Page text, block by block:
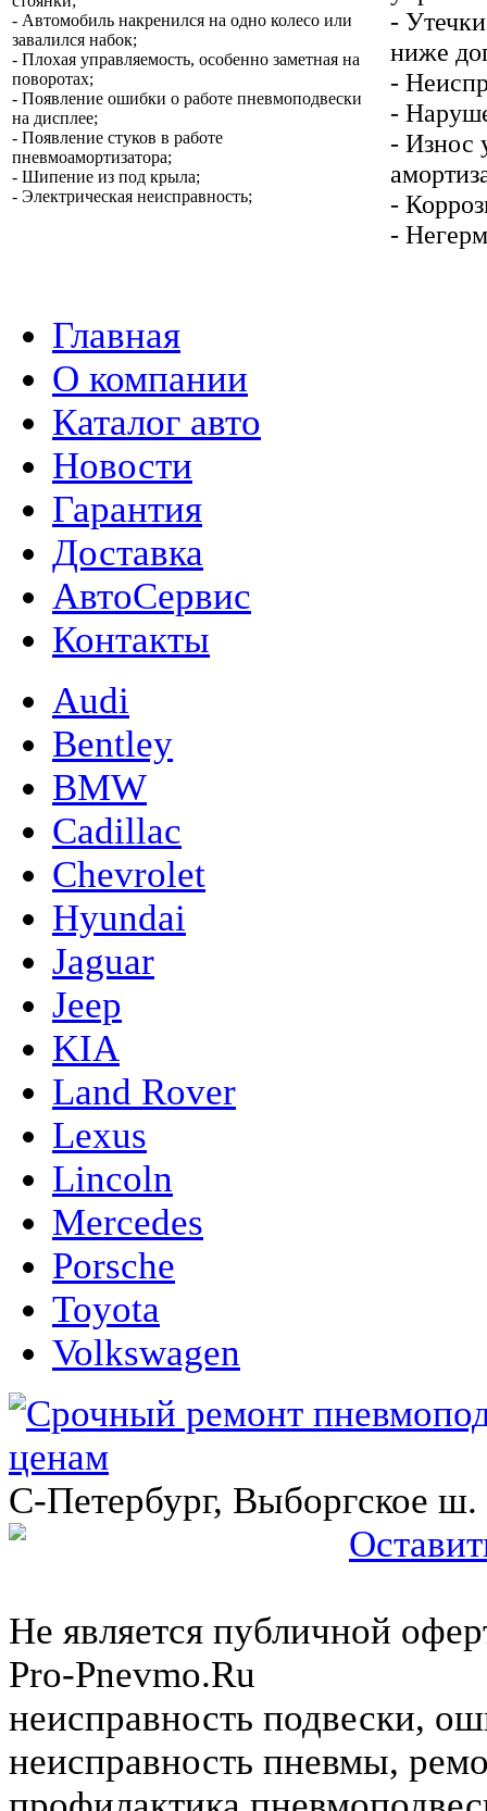
- Автомобиль накренился на одно колесо или
завалился набок;
- Плохая управляемость, особенно заметная на
поворотах;
- Появление ошибки о работе пневмоподвески
на дисплее;
- Появление стуков в работе
пневмоамортизатора;
- Шипение из под крыла;
- Электрическая неисправность;
-
ниже
-
-
- Износ
-
-
Главная
О компании
Каталог авто
Новости
Гарантия
Доставка
АвтоСервис
Контакты
Audi
Bentley
BMW
Cadillac
Chevrolet
Hyundai
Jaguar
Jeep
KIA
Land Rover
Lexus
Lincoln
Mercedes
Porsche
Toyota
Volkswagen
C-Петербург, Выборгское
Не является публичной
Pro-Pnevmo.Ru
неисправность подвески,
неисправность пневмы,